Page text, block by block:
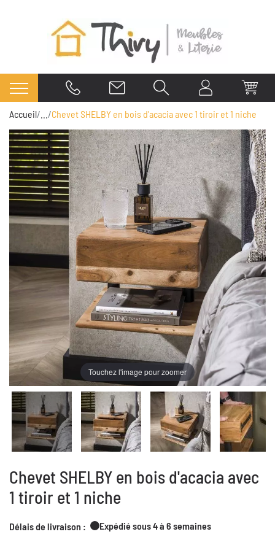
Accueil Chevet SHELBY en bois d'acacia avec 1 tiroir et 1 niche
Touchez l'image pour zoomer
Chevet SHELBY en bois d'acacia avec
1 tiroir et 1 niche
Délais de livraison : Expédié sous 4 à 6 semaines